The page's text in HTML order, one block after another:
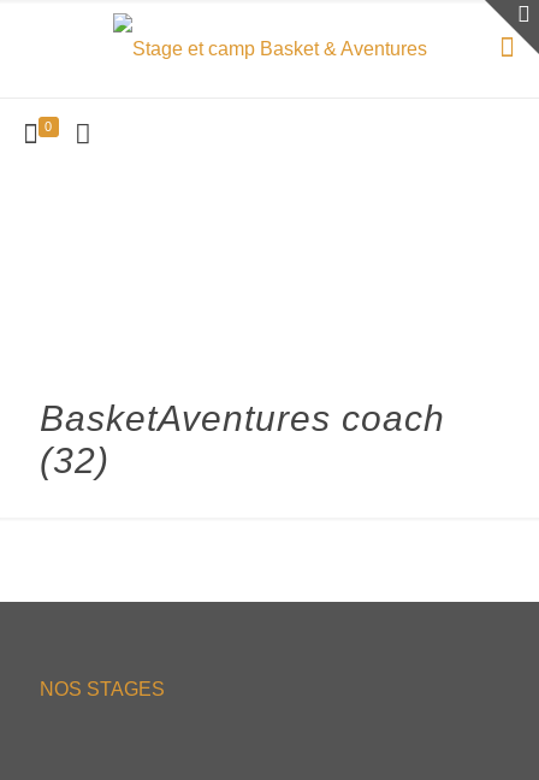
0
BasketAventures coach
(32)
NOS STAGES